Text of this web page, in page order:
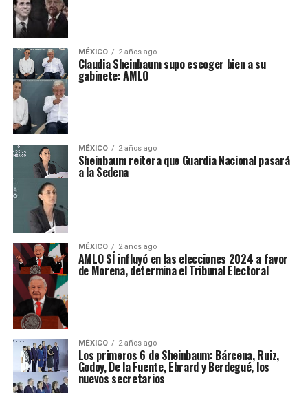
MÉXICO 2 años ago
Claudia Sheinbaum supo escoger bien a su
gabinete: AMLO
MÉXICO 2 años ago
Sheinbaum reitera que Guardia Nacional pasará
a la Sedena
MÉXICO 2 años ago
AMLO SÍ influyó en las elecciones 2024 a favor
de Morena, determina el Tribunal Electoral
MÉXICO 2 años ago
Los primeros 6 de Sheinbaum: Bárcena, Ruiz,
Godoy, De la Fuente, Ebrard y Berdegué, los
nuevos secretarios